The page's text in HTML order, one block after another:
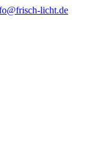
licht.de